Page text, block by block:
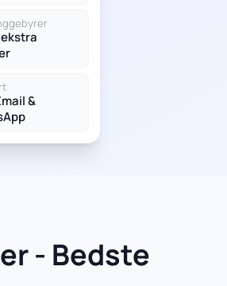
&
- Bedste